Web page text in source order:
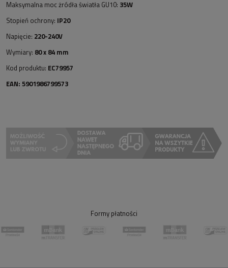
Maksymalna moc żródła światła GU10: 35W
Stopień ochrony: IP20
Napięcie: 220-240V
Wymiary: 80 x 84 mm
Kod produktu: EC79957
EAN: 5901986799573
Formy płatności